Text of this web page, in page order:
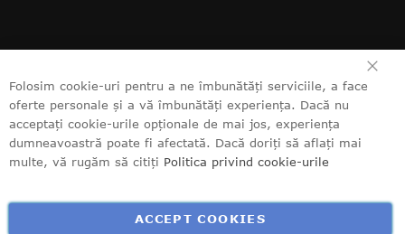
Folosim cookie-uri pentru a ne îmbunătăți serviciile, a face
oferte personale și a vă îmbunătăți experiența. Dacă nu
acceptați cookie-urile opționale de mai jos, experiența
dumneavoastră poate fi afectată. Dacă doriți să aflați mai
multe, vă rugăm să citiți Politica privind cookie-urile
ACCEPT COOKIES